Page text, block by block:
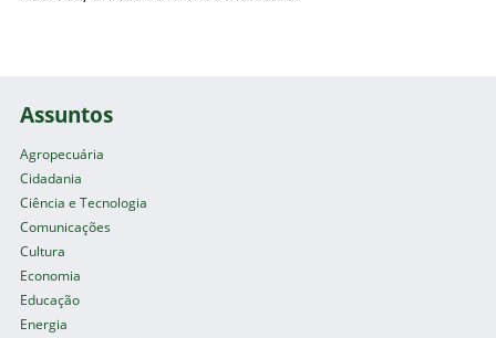
Assuntos
Agropecuária
Cidadania
Ciência e Tecnologia
Comunicações
Cultura
Economia
Educação
Energia